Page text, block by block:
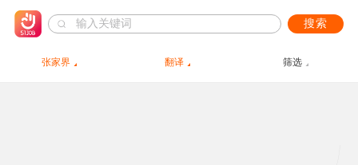
搜索
张家界 翻译 筛选